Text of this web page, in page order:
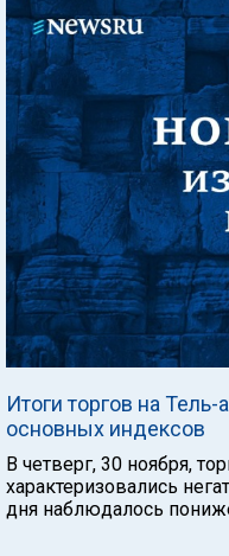
Итоги торгов на
основных индексов
В четверг, 30 ноября,
характеризовались
дня наблюдалось